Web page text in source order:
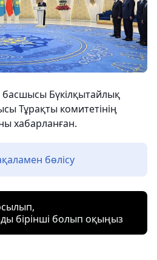
басшысы Бүкілқытайлық
Тұрақты комитетінің
хабарланған.
бөлісу
бірінші болып оқыңыз